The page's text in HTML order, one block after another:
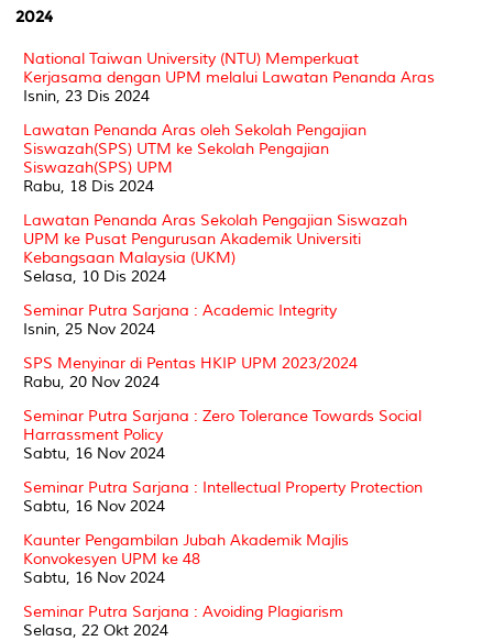
2024
National Taiwan University (NTU) Memperkuat
Kerjasama dengan UPM melalui Lawatan Penanda Aras
Isnin, 23 Dis 2024
Lawatan Penanda Aras oleh Sekolah Pengajian
Siswazah(SPS) UTM ke Sekolah Pengajian
Siswazah(SPS) UPM
Rabu, 18 Dis 2024
Lawatan Penanda Aras Sekolah Pengajian Siswazah
UPM ke Pusat Pengurusan Akademik Universiti
Kebangsaan Malaysia (UKM)
Selasa, 10 Dis 2024
Seminar Putra Sarjana : Academic Integrity
Isnin, 25 Nov 2024
SPS Menyinar di Pentas HKIP UPM 2023/2024
Rabu, 20 Nov 2024
Seminar Putra Sarjana : Zero Tolerance Towards Social
Harrassment Policy
Sabtu, 16 Nov 2024
Seminar Putra Sarjana : Intellectual Property Protection
Sabtu, 16 Nov 2024
Kaunter Pengambilan Jubah Akademik Majlis
Konvokesyen UPM ke 48
Sabtu, 16 Nov 2024
Seminar Putra Sarjana : Avoiding Plagiarism
Selasa, 22 Okt 2024